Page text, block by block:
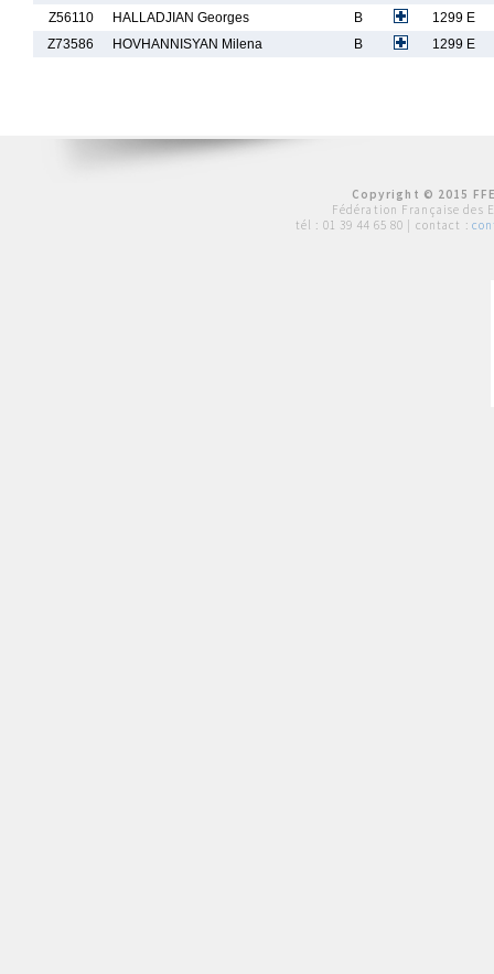
Z56110
HALLADJIAN Georges B
1299 E
Z73586
HOVHANNISYAN Milena B 1299 E
Copyright © 2015
Fédération Française des
tél : 01 39 44 65 80 | contact :